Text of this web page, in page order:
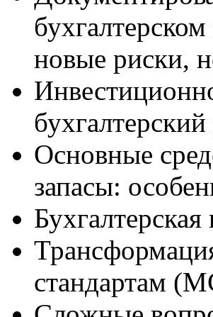
новые риски,
Основные
запасы:
стандартам